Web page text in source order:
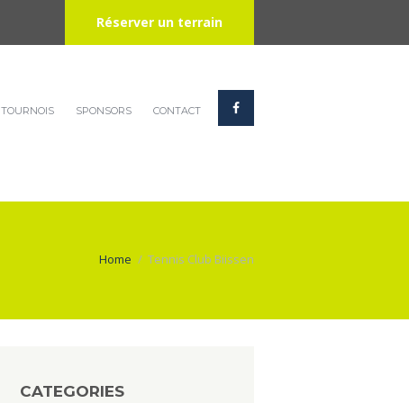
Réserver un terrain
TOURNOIS SPONSORS CONTACT
Home Tennis Club Biissen
CATEGORIES